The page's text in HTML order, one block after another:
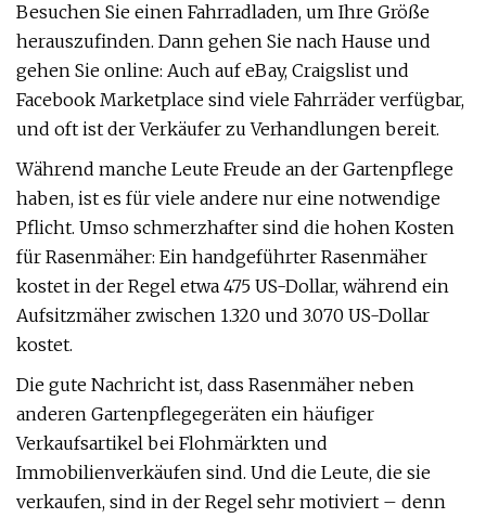
Besuchen Sie einen Fahrradladen, um Ihre Größe
herauszufinden. Dann gehen Sie nach Hause und
gehen Sie online: Auch auf eBay, Craigslist und
Facebook Marketplace sind viele Fahrräder verfügbar,
und oft ist der Verkäufer zu Verhandlungen bereit.
Während manche Leute Freude an der Gartenpflege
haben, ist es für viele andere nur eine notwendige
Pflicht. Umso schmerzhafter sind die hohen Kosten
für Rasenmäher: Ein handgeführter Rasenmäher
kostet in der Regel etwa 475 US-Dollar, während ein
Aufsitzmäher zwischen 1.320 und 3.070 US-Dollar
kostet.
Die gute Nachricht ist, dass Rasenmäher neben
anderen Gartenpflegegeräten ein häufiger
Verkaufsartikel bei Flohmärkten und
Immobilienverkäufen sind. Und die Leute, die sie
verkaufen, sind in der Regel sehr motiviert – denn